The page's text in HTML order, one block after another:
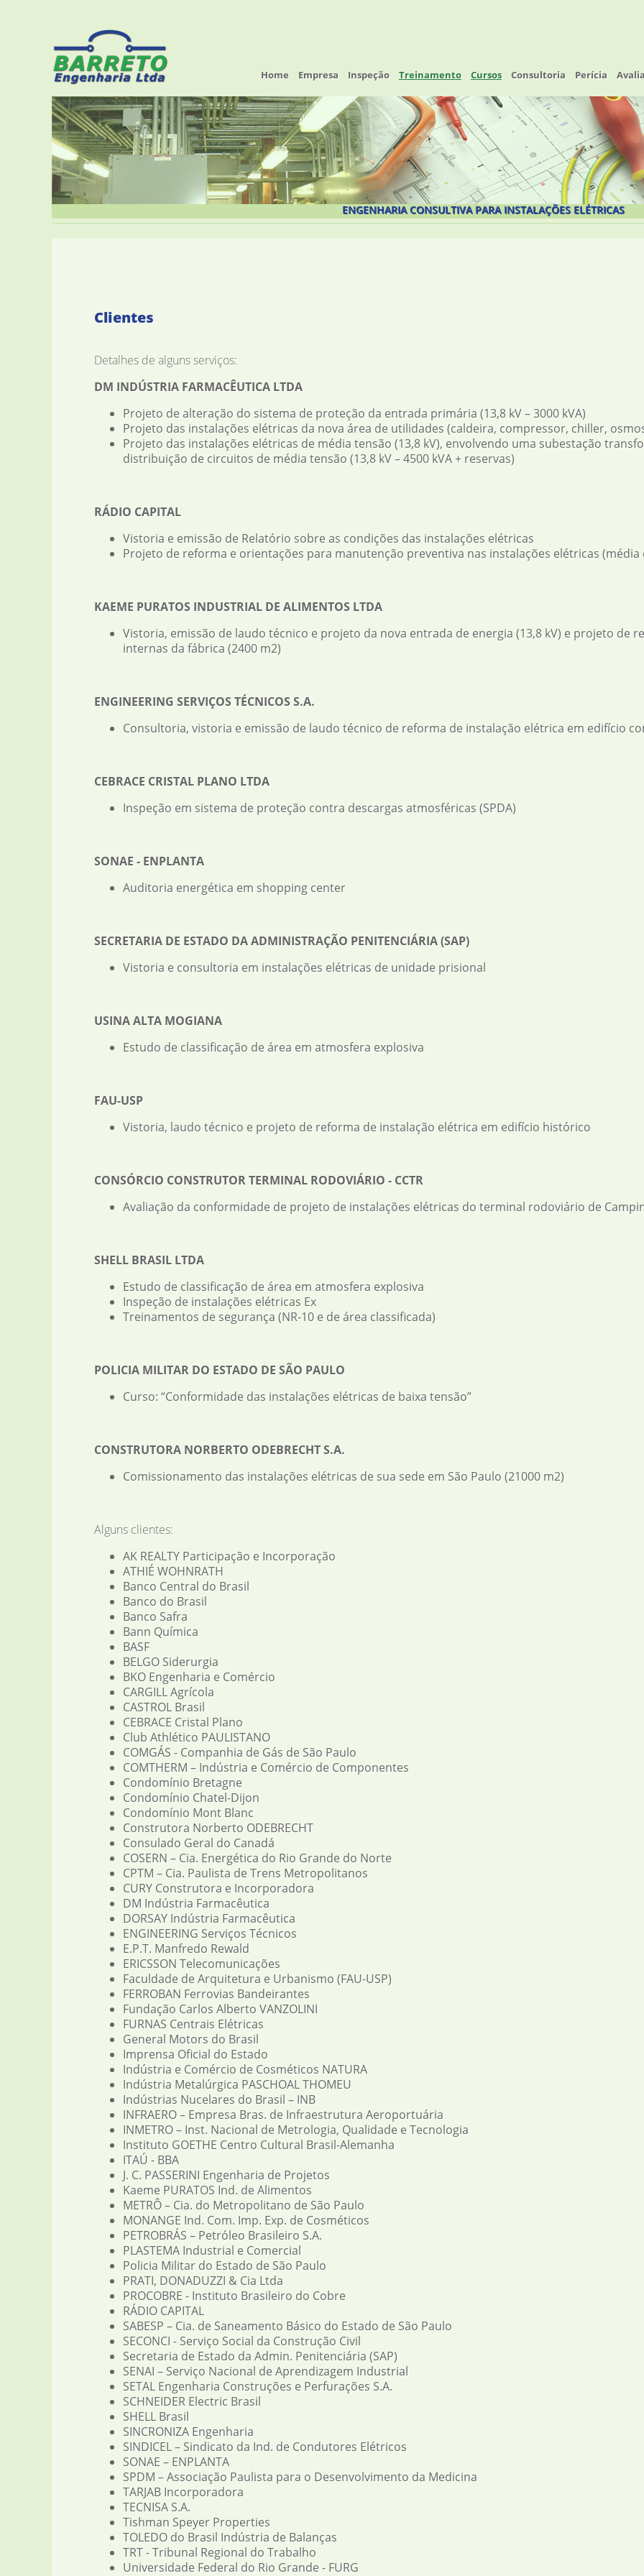
Home Empresa Inspeção Treinamento Cursos Consultoria Perícia
ENGENHARIA CONSULTIVA PARA INSTALAÇÕES ELÉTRICAS
Clientes
Detalhes de alguns serviços:
DM INDÚSTRIA FARMACÊUTICA LTDA
Projeto de alteração do sistema de proteção da entrada primária (13,8 kV – 3000 kVA)
Projeto das instalações elétricas da nova área de utilidades (caldeira, compressor, chiller,
Projeto das instalações elétricas de média tensão (13,8 kV), envolvendo uma subestação
distribuição de circuitos de média tensão (13,8 kV – 4500 kVA + reservas)
RÁDIO CAPITAL
Vistoria e emissão de Relatório sobre as condições das instalações elétricas
Projeto de reforma e orientações para manutenção preventiva nas instalações elétricas (média
KAEME PURATOS INDUSTRIAL DE ALIMENTOS LTDA
Vistoria, emissão de laudo técnico e projeto da nova entrada de energia (13,8 kV) e projeto de
internas da fábrica (2400 m2)
ENGINEERING SERVIÇOS TÉCNICOS S.A.
Consultoria, vistoria e emissão de laudo técnico de reforma de instalação elétrica em edifício
CEBRACE CRISTAL PLANO LTDA
Inspeção em sistema de proteção contra descargas atmosféricas (SPDA)
SONAE - ENPLANTA
Auditoria energética em shopping center
SECRETARIA DE ESTADO DA ADMINISTRAÇÃO PENITENCIÁRIA (SAP)
Vistoria e consultoria em instalações elétricas de unidade prisional
USINA ALTA MOGIANA
Estudo de classificação de área em atmosfera explosiva
FAU-USP
Vistoria, laudo técnico e projeto de reforma de instalação elétrica em edifício histórico
CONSÓRCIO CONSTRUTOR TERMINAL RODOVIÁRIO - CCTR
Avaliação da conformidade de projeto de instalações elétricas do terminal rodoviário de
SHELL BRASIL LTDA
Estudo de classificação de área em atmosfera explosiva
Inspeção de instalações elétricas Ex
Treinamentos de segurança (NR-10 e de área classificada)
POLICIA MILITAR DO ESTADO DE SÃO PAULO
Curso: “Conformidade das instalações elétricas de baixa tensão”
CONSTRUTORA NORBERTO ODEBRECHT S.A.
Comissionamento das instalações elétricas de sua sede em São Paulo (21000 m2)
Alguns clientes:
AK REALTY Participação e Incorporação
ATHIÉ WOHNRATH
Banco Central do Brasil
Banco do Brasil
Banco Safra
Bann Química
BASF
BELGO Siderurgia
BKO Engenharia e Comércio
CARGILL Agrícola
CASTROL Brasil
CEBRACE Cristal Plano
Club Athlético PAULISTANO
COMGÁS - Companhia de Gás de São Paulo
COMTHERM – Indústria e Comércio de Componentes
Condomínio Bretagne
Condomínio Chatel-Dijon
Condomínio Mont Blanc
Construtora Norberto ODEBRECHT
Consulado Geral do Canadá
COSERN – Cia. Energética do Rio Grande do Norte
CPTM – Cia. Paulista de Trens Metropolitanos
CURY Construtora e Incorporadora
DM Indústria Farmacêutica
DORSAY Indústria Farmacêutica
ENGINEERING Serviços Técnicos
E.P.T. Manfredo Rewald
ERICSSON Telecomunicações
Faculdade de Arquitetura e Urbanismo (FAU-USP)
FERROBAN Ferrovias Bandeirantes
Fundação Carlos Alberto VANZOLINI
FURNAS Centrais Elétricas
General Motors do Brasil
Imprensa Oficial do Estado
Indústria e Comércio de Cosméticos NATURA
Indústria Metalúrgica PASCHOAL THOMEU
Indústrias Nucelares do Brasil – INB
INFRAERO – Empresa Bras. de Infraestrutura Aeroportuária
INMETRO – Inst. Nacional de Metrologia, Qualidade e Tecnologia
Instituto GOETHE Centro Cultural Brasil-Alemanha
ITAÚ - BBA
J. C. PASSERINI Engenharia de Projetos
Kaeme PURATOS Ind. de Alimentos
METRÔ – Cia. do Metropolitano de São Paulo
MONANGE Ind. Com. Imp. Exp. de Cosméticos
PETROBRÁS – Petróleo Brasileiro S.A.
PLASTEMA Industrial e Comercial
Policia Militar do Estado de São Paulo
PRATI, DONADUZZI & Cia Ltda
PROCOBRE - Instituto Brasileiro do Cobre
RÁDIO CAPITAL
SABESP – Cia. de Saneamento Básico do Estado de São Paulo
SECONCI - Serviço Social da Construção Civil
Secretaria de Estado da Admin. Penitenciária (SAP)
SENAI – Serviço Nacional de Aprendizagem Industrial
SETAL Engenharia Construções e Perfurações S.A.
SCHNEIDER Electric Brasil
SHELL Brasil
SINCRONIZA Engenharia
SINDICEL – Sindicato da Ind. de Condutores Elétricos
SONAE – ENPLANTA
SPDM – Associação Paulista para o Desenvolvimento da Medicina
TARJAB Incorporadora
TECNISA S.A.
Tishman Speyer Properties
TOLEDO do Brasil Indústria de Balanças
TRT - Tribunal Regional do Trabalho
Universidade Federal do Rio Grande - FURG